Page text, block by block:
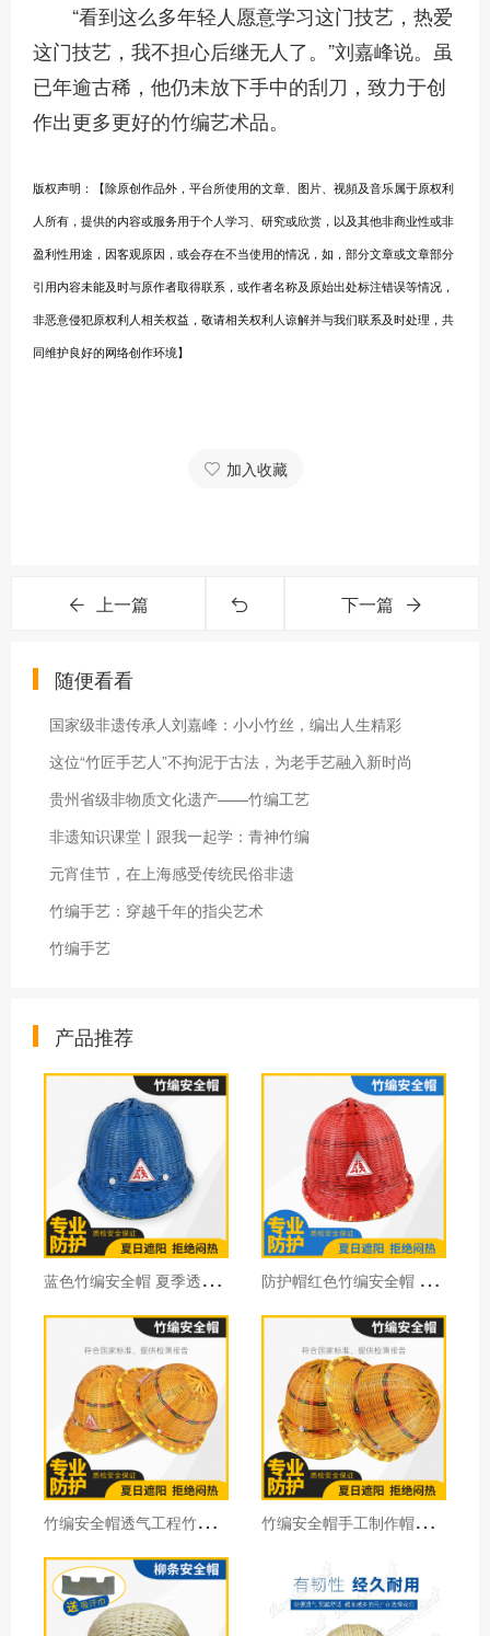
“看到这么多年轻人愿意学习这门技艺，热爱
这门技艺，我不担心后继无人了。”刘嘉峰说。虽
已年逾古稀，他仍未放下手中的刮刀，致力于创
作出更多更好的竹编艺术品。
版权声明：【除原创作品外，平台所使用的文章、图片、视頻及音乐属于原权利
人所有，提供的内容或服务用于个人学习、研究或欣赏，以及其他非商业性或非
盈利性用途，因客观原因，或会存在不当使用的情况，如，部分文章或文章部分
引用内容未能及时与原作者取得联系，或作者名称及原始出处标注错误等情况，
非恶意侵犯原权利人相关权益，敬请相关权利人谅解并与我们联系及时处理，共
同维护良好的网络创作环境】
加入收藏
上一篇 下一篇
随便看看
国家级非遗传承人刘嘉峰：小小竹丝，编出人生精彩
这位“竹匠手艺人”不拘泥于古法，为老手艺融入新时尚
贵州省级非物质文化遗产——竹编工艺
非遗知识课堂丨跟我一起学：青神竹编
元宵佳节，在上海感受传统民俗非遗
竹编手艺：穿越千年的指尖艺术
竹编手艺
产品推荐
蓝
色竹编安全帽 夏季透气安全帽 工地竹子藤安全帽防护帽通用型 防
护帽红色竹编安全帽 夏季透气安全帽 工地竹子安全帽防护帽批发
竹
编安全帽透气工程竹帽竹制工地防护施工劳动防护用品30顶价格 竹
编安全帽手工制作帽透风夏天防护工地施工劳保防护头盔劳保用品